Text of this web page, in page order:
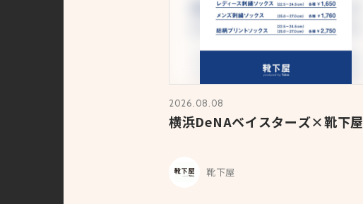
2026.08.08
横浜DeNAベイスターズ×靴下屋
靴下屋